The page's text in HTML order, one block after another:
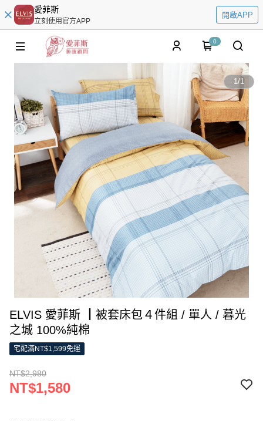
愛菲斯
立刻使用官方APP
開啟APP
0
1/1
ELVIS 愛菲斯 ┃被套床包４件組 / 單人 / 暮光
之城 100%純棉
宅配滿NT$1,599免運
NT$2,980
NT$1,580